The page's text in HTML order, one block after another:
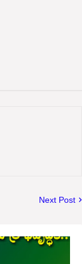
Next Post